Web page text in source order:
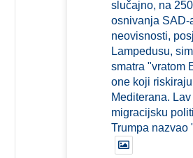
slučajno, na
osnivanja SAD-
neovisnosti,
Lampedusu,
smatra "vratom
one koji
Mediterana.
migracijsku
Trumpa nazvao